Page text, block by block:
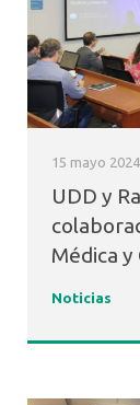
15 mayo 2024
UDD y
Médica
Noticias